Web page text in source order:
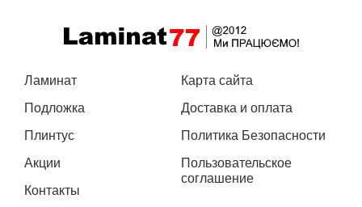
Ламинат
Подложка
Плинтус
Акции
Контакты
Карта сайта
Доставка и оплата
Политика Безопасности
Пользовательское
соглашение